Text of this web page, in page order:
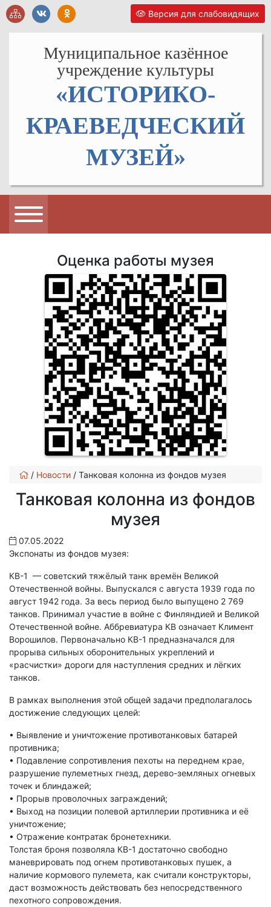
Версия для слабовидящих
Муниципальное казённое
учреждение культуры
«ИСТОРИКО-
КРАЕВЕДЧЕСКИЙ
МУЗЕЙ»
Оценка работы музея
/ Новости / Танковая колонна из фондов музея
Танковая колонна из фондов
музея
07.05.2022
Экспонаты из фондов музея:
КВ-1 — советский тяжёлый танк времён Великой
Отечественной войны. Выпускался с августа 1939 года по
август 1942 года. За весь период было выпущено 2 769
танков. Принимал участие в войне с Финляндией и Великой
Отечественной войне. Аббревиатура КВ означает Климент
Ворошилов. Первоначально КВ-1 предназначался для
прорыва сильных оборонительных укреплений и
«расчистки» дороги для наступления средних и лёгких
танков.
В рамках выполнения этой общей задачи предполагалось
достижение следующих целей:
• Выявление и уничтожение противотанковых батарей
противника;
• Подавление сопротивления пехоты на переднем крае,
разрушение пулеметных гнезд, дерево-земляных огневых
точек и блиндажей;
• Прорыв проволочных заграждений;
• Выход на позиции полевой артиллерии противника и её
уничтожение;
• Отражение контратак бронетехники.
Толстая броня позволяла КВ-1 достаточно свободно
маневрировать под огнем противотанковых пушек, а
наличие кормового пулемета, как считали конструкторы,
даст возможность действовать без непосредственного
пехотного сопровождения.